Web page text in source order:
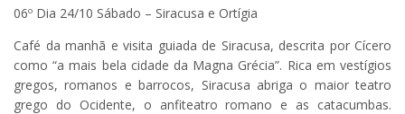
06º Dia 24/10 Sábado – Siracusa e Ortígia
Café da manhã e visita guiada de Siracusa, descrita por Cícero
como “a mais bela cidade da Magna Grécia”. Rica em vestígios
gregos, romanos e barrocos, Siracusa abriga o maior teatro
grego do Ocidente, o anfiteatro romano e as catacumbas.